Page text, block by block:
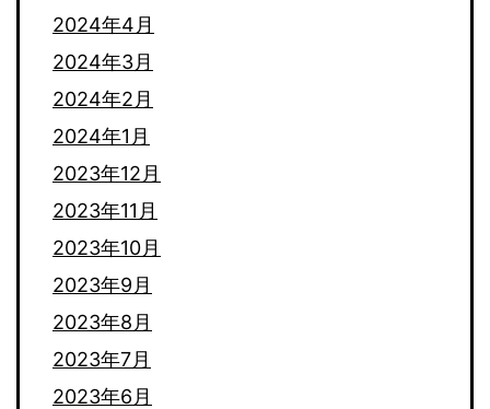
2024年4月
2024年3月
2024年2月
2024年1月
2023年12月
2023年11月
2023年10月
2023年9月
2023年8月
2023年7月
2023年6月